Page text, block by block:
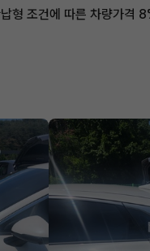
조건에 따른 차량가격